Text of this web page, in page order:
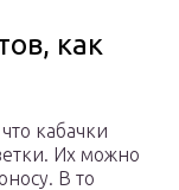
как
кабачки
Их можно
В то